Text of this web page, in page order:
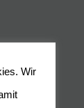
Wir